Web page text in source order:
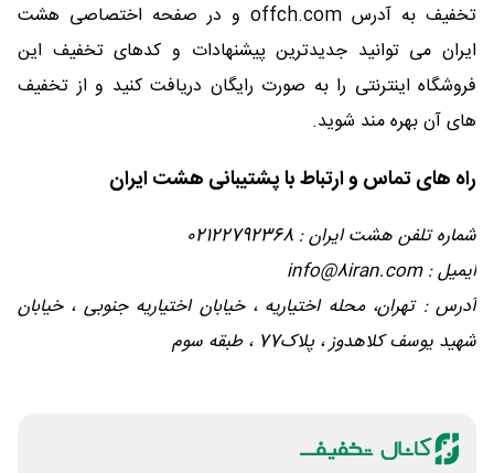
تخفیف به آدرس offch.com و در صفحه اختصاصی هشت
ایران می توانید جدیدترین پیشنهادات و کدهای تخفیف این
فروشگاه اینترنتی را به صورت رایگان دریافت کنید و از تخفیف
های آن بهره مند شوید.
راه های تماس و ارتباط با پشتیبانی هشت ایران
شماره تلفن هشت ایران : 02122792368
ایمیل : info@8iran.com
آدرس : تهران، محله اختیاریه ، خیابان اختیاریه جنوبی ، خیابان
شهید یوسف کلاهدوز ، پلاک77 ، طبقه سوم